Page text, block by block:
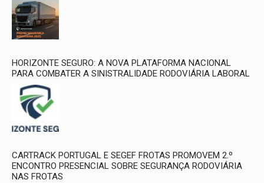
HORIZONTE SEGURO: A NOVA PLATAFORMA NACIONAL
PARA COMBATER A SINISTRALIDADE RODOVIÁRIA LABORAL
CARTRACK PORTUGAL E SEGEF FROTAS PROMOVEM 2.º
ENCONTRO PRESENCIAL SOBRE SEGURANÇA RODOVIÁRIA
NAS FROTAS